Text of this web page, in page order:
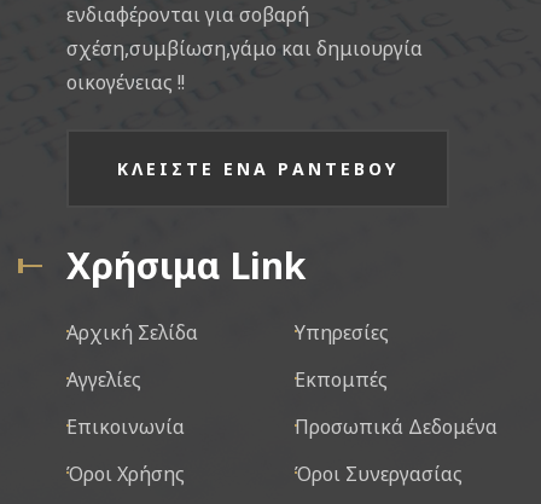
ενδιαφέρονται για σοβαρή
σχέση,συμβίωση,γάμο και δημιουργία
οικογένειας !!
ΚΛΕΙΣΤΕ ΕΝΑ ΡΑΝΤΕΒΟΥ
Χρήσιμα Link
Αρχική Σελίδα
Υπηρεσίες
Αγγελίες
Εκπομπές
Επικοινωνία
Προσωπικά Δεδομένα
Όροι Χρήσης
Όροι Συνεργασίας